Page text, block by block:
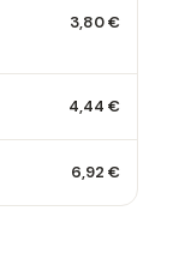
3,80 €
4,44 €
6,92 €